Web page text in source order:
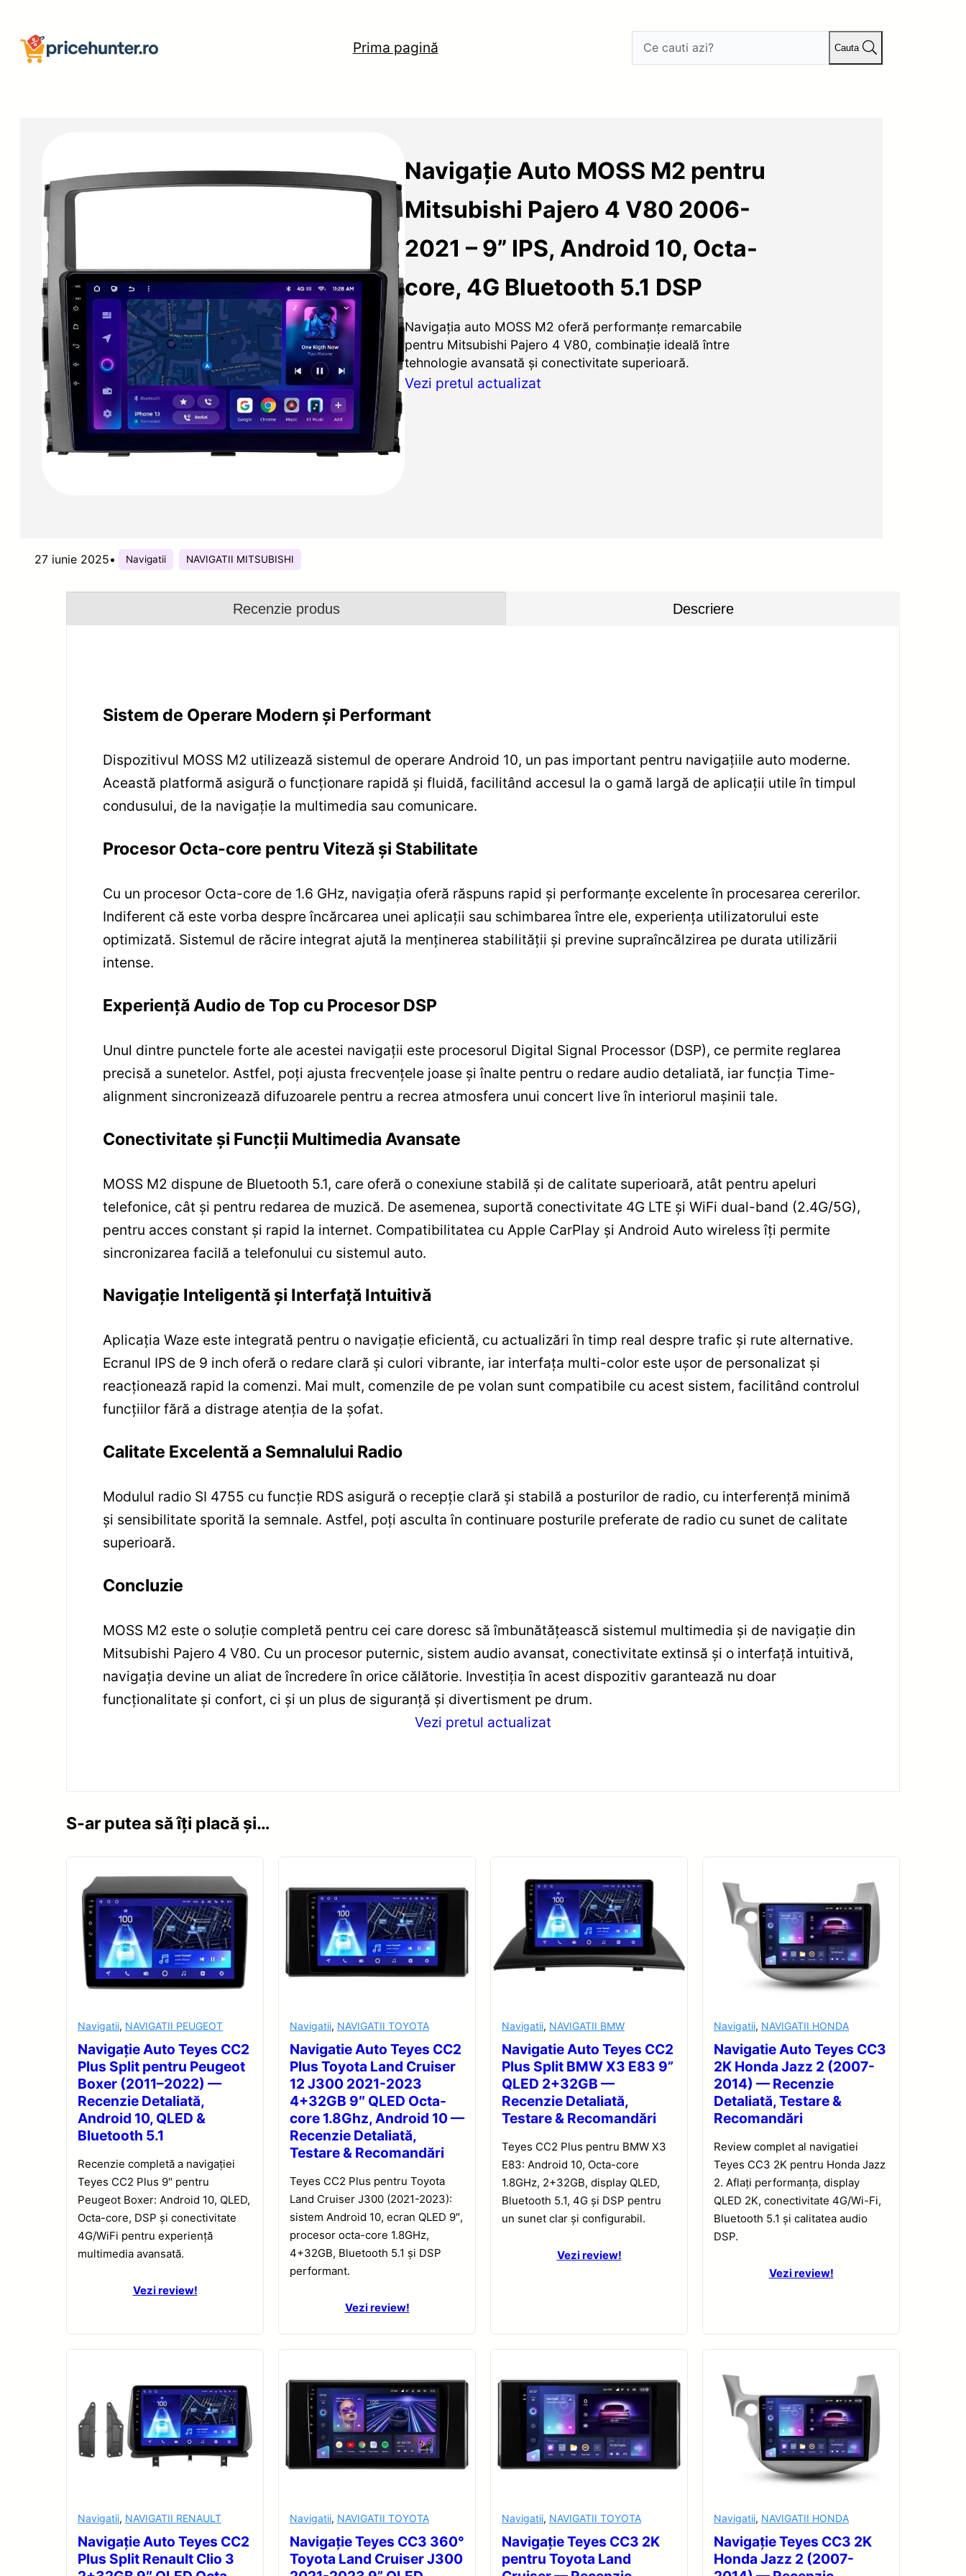
conținut
Prima pagină Cauta
Navigație Auto MOSS M2 pentru
Mitsubishi Pajero 4 V80 2006-
2021 – 9” IPS, Android 10, Octa-
core, 4G Bluetooth 5.1 DSP
Navigația auto MOSS M2 oferă performanțe remarcabile
pentru Mitsubishi Pajero 4 V80, combinație ideală între
tehnologie avansată și conectivitate superioară.
Vezi pretul actualizat
27 iunie 2025• Navigatii NAVIGATII MITSUBISHI
Recenzie produs Descriere
Sistem de Operare Modern și Performant
Dispozitivul MOSS M2 utilizează sistemul de operare Android 10, un pas important pentru navigațiile auto moderne.
Această platformă asigură o funcționare rapidă și fluidă, facilitând accesul la o gamă largă de aplicații utile în timpul
condusului, de la navigație la multimedia sau comunicare.
Procesor Octa-core pentru Viteză și Stabilitate
Cu un procesor Octa-core de 1.6 GHz, navigația oferă răspuns rapid și performanțe excelente în procesarea cererilor.
Indiferent că este vorba despre încărcarea unei aplicații sau schimbarea între ele, experiența utilizatorului este
optimizată. Sistemul de răcire integrat ajută la menținerea stabilității și previne supraîncălzirea pe durata utilizării
intense.
Experiență Audio de Top cu Procesor DSP
Unul dintre punctele forte ale acestei navigații este procesorul Digital Signal Processor (DSP), ce permite reglarea
precisă a sunetelor. Astfel, poți ajusta frecvențele joase și înalte pentru o redare audio detaliată, iar funcția Time-
alignment sincronizează difuzoarele pentru a recrea atmosfera unui concert live în interiorul mașinii tale.
Conectivitate și Funcții Multimedia Avansate
MOSS M2 dispune de Bluetooth 5.1, care oferă o conexiune stabilă și de calitate superioară, atât pentru apeluri
telefonice, cât și pentru redarea de muzică. De asemenea, suportă conectivitate 4G LTE și WiFi dual-band (2.4G/5G),
pentru acces constant și rapid la internet. Compatibilitatea cu Apple CarPlay și Android Auto wireless îți permite
sincronizarea facilă a telefonului cu sistemul auto.
Navigație Inteligentă și Interfață Intuitivă
Aplicația Waze este integrată pentru o navigație eficientă, cu actualizări în timp real despre trafic și rute alternative.
Ecranul IPS de 9 inch oferă o redare clară și culori vibrante, iar interfața multi-color este ușor de personalizat și
reacționează rapid la comenzi. Mai mult, comenzile de pe volan sunt compatibile cu acest sistem, facilitând controlul
funcțiilor fără a distrage atenția de la șofat.
Calitate Excelentă a Semnalului Radio
Modulul radio SI 4755 cu funcție RDS asigură o recepție clară și stabilă a posturilor de radio, cu interferență minimă
și sensibilitate sporită la semnale. Astfel, poți asculta în continuare posturile preferate de radio cu sunet de calitate
superioară.
Concluzie
MOSS M2 este o soluție completă pentru cei care doresc să îmbunătățească sistemul multimedia și de navigație din
Mitsubishi Pajero 4 V80. Cu un procesor puternic, sistem audio avansat, conectivitate extinsă și o interfață intuitivă,
navigația devine un aliat de încredere în orice călătorie. Investiția în acest dispozitiv garantează nu doar
funcționalitate și confort, ci și un plus de siguranță și divertisment pe drum.
Vezi pretul actualizat
S-ar putea să îți placă și…
Navigatii, NAVIGATII PEUGEOT
Navigație Auto Teyes CC2
Plus Split pentru Peugeot
Boxer (2011–2022) —
Recenzie Detaliată,
Android 10, QLED &
Bluetooth 5.1
Recenzie completă a navigației
Teyes CC2 Plus 9″ pentru
Peugeot Boxer: Android 10, QLED,
Octa-core, DSP și conectivitate
4G/WiFi pentru experiență
multimedia avansată.
Vezi review!
Navigatii, NAVIGATII TOYOTA
Navigatie Auto Teyes CC2
Plus Toyota Land Cruiser
12 J300 2021-2023
4+32GB 9″ QLED Octa-
core 1.8Ghz, Android 10 —
Recenzie Detaliată,
Testare & Recomandări
Teyes CC2 Plus pentru Toyota
Land Cruiser J300 (2021-2023):
sistem Android 10, ecran QLED 9″,
procesor octa-core 1.8GHz,
4+32GB, Bluetooth 5.1 și DSP
performant.
Vezi review!
Navigatii, NAVIGATII BMW
Navigatie Auto Teyes CC2
Plus Split BMW X3 E83 9”
QLED 2+32GB —
Recenzie Detaliată,
Testare & Recomandări
Teyes CC2 Plus pentru BMW X3
E83: Android 10, Octa-core
1.8GHz, 2+32GB, display QLED,
Bluetooth 5.1, 4G și DSP pentru
un sunet clar și configurabil.
Vezi review!
Navigatii, NAVIGATII HONDA
Navigatie Auto Teyes CC3
2K Honda Jazz 2 (2007-
2014) — Recenzie
Detaliată, Testare &
Recomandări
Review complet al navigatiei
Teyes CC3 2K pentru Honda Jazz
2. Aflați performanța, display
QLED 2K, conectivitate 4G/Wi-Fi,
Bluetooth 5.1 și calitatea audio
DSP.
Vezi review!
Navigatii, NAVIGATII RENAULT
Navigație Auto Teyes CC2
Plus Split Renault Clio 3
Navigatii, NAVIGATII TOYOTA
Navigație Teyes CC3 360°
Toyota Land Cruiser J300
Navigatii, NAVIGATII TOYOTA
Navigație Teyes CC3 2K
pentru Toyota Land
Navigatii, NAVIGATII HONDA
Navigație Teyes CC3 2K
Honda Jazz 2 (2007-